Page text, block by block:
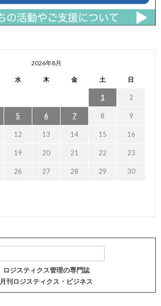
2026年8月
水 木 金 土 日
1 2
5 6 7 8 9
12 13 14 15 16
19 20 21 22 23
26 27 28 29 30
ロジスティクス管理の専門誌
月刊ロジスティクス・ビジネス